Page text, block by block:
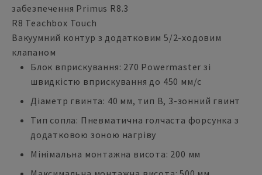
забезпечення Primus R8.3
R8 Teachbox Touch
Вакуумний контур з додатковим 5/2-ходовим
клапаном
Блок вприскування: 270 Powermaster зі
швидкістю вприскування до 450 мм/с
Діаметр гвинта: 40 мм, тип B, 3-зонний гвинт
Тип сопла: Пневматична голчаста форсунка з
додатковою зоною нагріву
Мінімальна монтажна висота: 200 мм